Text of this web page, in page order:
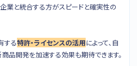
企業と統合する方がスピードと確実性の
する特許・ライセンスの活用によって、自
品開発を加速する効果も期待できます。